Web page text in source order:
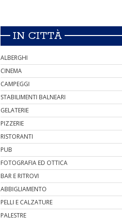
IN CITTÀ
ALBERGHI
CINEMA
CAMPEGGI
STABILIMENTI BALNEARI
GELATERIE
PIZZERIE
RISTORANTI
PUB
FOTOGRAFIA ED OTTICA
BAR E RITROVI
ABBIGLIAMENTO
PELLI E CALZATURE
PALESTRE